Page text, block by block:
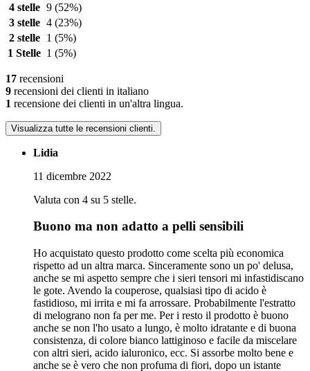
4 stelle 9 (52%)
3 stelle 4 (23%)
2 stelle
1 (5%)
1 Stelle 1 (5%)
17 recensioni
9 recensioni dei clienti in italiano
1 recensione dei clienti in un'altra lingua.
Visualizza tutte le recensioni clienti.
Lidia
11 dicembre 2022
Valuta con 4 su 5 stelle.
Buono ma non adatto a pelli sensibili
Ho acquistato questo prodotto come scelta più economica
rispetto ad un altra marca. Sinceramente sono un po' delusa,
anche se mi aspetto sempre che i sieri tensori mi infastidiscano
le gote. Avendo la couperose, qualsiasi tipo di acido è
fastidioso, mi irrita e mi fa arrossare. Probabilmente l'estratto
di melograno non fa per me. Per i resto il prodotto è buono
anche se non l'ho usato a lungo, è molto idratante e di buona
consistenza, di colore bianco lattiginoso e facile da miscelare
con altri sieri, acido ialuronico, ecc. Si assorbe molto bene e
anche se è vero che non profuma di fiori, dopo un istante